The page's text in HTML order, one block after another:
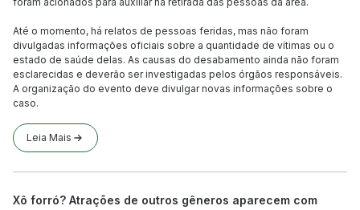
Até o momento, há relatos de pessoas feridas, mas não foram
divulgadas informações oficiais sobre a quantidade de vítimas ou o
estado de saúde delas. As causas do desabamento ainda não foram
esclarecidas e deverão ser investigadas pelos órgãos responsáveis.
A organização do evento deve divulgar novas informações sobre o
caso.
Leia Mais
Xô forró? Atrações de outros gêneros aparecem com